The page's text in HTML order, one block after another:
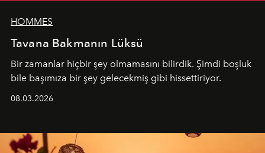
HOMMES
Tavana Bakmanın Lüksü
Bir zamanlar hiçbir şey olmamasını bilirdik. Şimdi boşluk
bile başımıza bir şey gelecekmiş gibi hissettiriyor.
08.03.2026